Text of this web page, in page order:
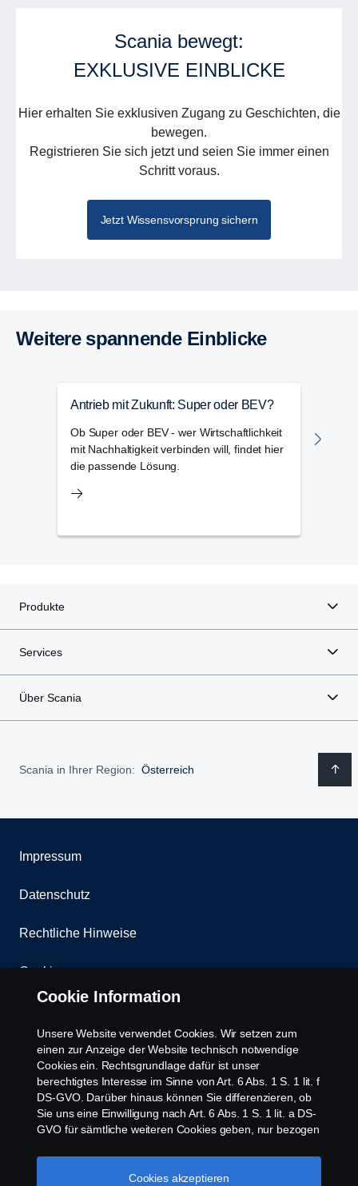
Scania bewegt:
EXKLUSIVE EINBLICKE
Hier erhalten Sie exklusiven Zugang zu Geschichten, die
bewegen.
Registrieren Sie sich jetzt und seien Sie immer einen
Schritt voraus.
Jetzt Wissensvorsprung sichern
Weitere spannende Einblicke
Antrieb mit Zukunft: Super oder BEV?
Ob Super oder BEV - wer Wirtschaftlichkeit
mit Nachhaltigkeit verbinden will, findet hier
die passende Lösung.
Produkte
Services
Über Scania
Scania in Ihrer Region: Österreich
Impressum
Datenschutz
Rechtliche Hinweise
Cookies
Whistleblowing
Scania Cookie Richtlinie
Cookie Information
Unsere Website verwendet Cookies. Wir setzen zum
einen zur Anzeige der Website technisch notwendige
Cookies ein. Rechtsgrundlage dafür ist unser
berechtigtes Interesse im Sinne von Art. 6 Abs. 1 S. 1 lit. f
DS-GVO. Darüber hinaus können Sie differenzieren, ob
Sie uns eine Einwilligung nach Art. 6 Abs. 1 S. 1 lit. a DS-
GVO für sämtliche weiteren Cookies geben, nur bezogen
Diese Einwilligung ist freiwillig und kann jederzeit mit
Zukunftswirkung widerrufen werden. Unsere Anbieter
Cookies akzeptieren